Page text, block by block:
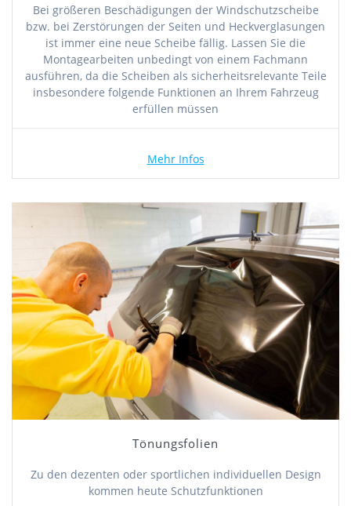
Bei größeren Beschädigungen der Windschutzscheibe
bzw. bei Zerstörungen der Seiten und Heckverglasungen
ist immer eine neue Scheibe fällig. Lassen Sie die
Montagearbeiten unbedingt von einem Fachmann
ausführen, da die Scheiben als sicherheitsrelevante Teile
insbesondere folgende Funktionen an Ihrem Fahrzeug
erfüllen müssen
Mehr Infos
Tönungsfolien
Zu den dezenten oder sportlichen individuellen Design
kommen heute Schutzfunktionen